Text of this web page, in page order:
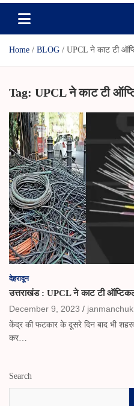
Home BLOG UPCL ने काट टी
Tag: UPCL ने काट टी
देहरादून
उत्तराखंड : UPCL ने काट टी
December 9, 2023
janmanchuk
केंद्र की फटकार के दूसरे दिन बाद भी
कर…
Search